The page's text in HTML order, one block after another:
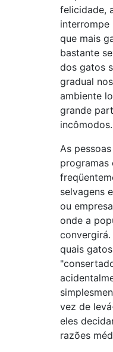
felicidade,
que mais
bastante
dos gatos
gradual
ambiente
grande
incômodos.
As
programas
selvagens
ou
onde a
quais
vez de
eles
razões